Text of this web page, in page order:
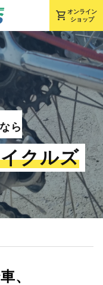
shopping_cart オンライン
ショップ
なら
クルズ
、